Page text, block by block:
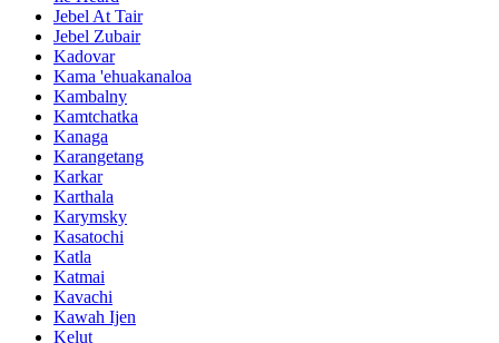
Jebel At Tair
Jebel Zubair
Kadovar
Kama 'ehuakanaloa
Kambalny
Kamtchatka
Kanaga
Karangetang
Karkar
Karthala
Karymsky
Kasatochi
Katla
Katmai
Kavachi
Kawah Ijen
Kelut